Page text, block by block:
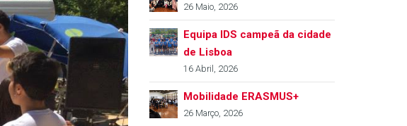
26 Maio, 2026
Equipa IDS campeã da cidade
de Lisboa
16 Abril, 2026
Mobilidade ERASMUS+
26 Março, 2026